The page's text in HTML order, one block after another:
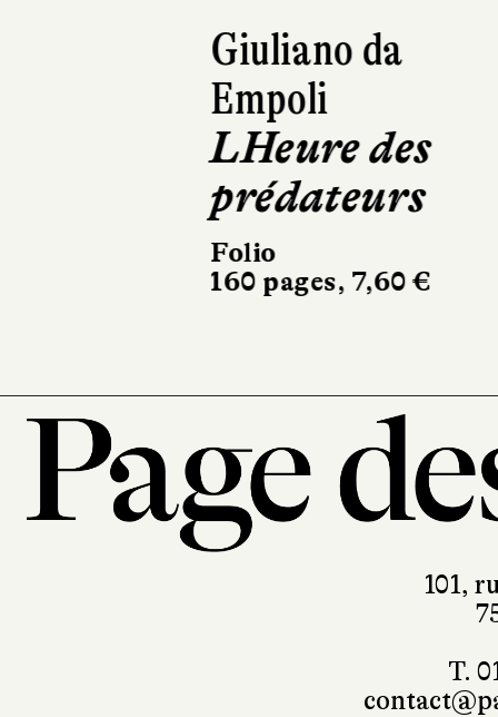
Giuliano da
Empoli
LHeure des
prédateurs
Folio
160 pages, 7,60 €
101,
T.